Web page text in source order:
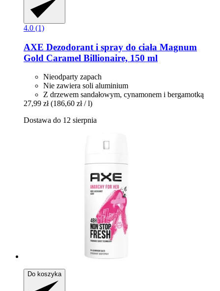
4.0 (1)
AXE Dezodorant i spray do ciała Magnum
Gold Caramel Billionaire, 150 ml
Nieodparty zapach
Nie zawiera soli aluminium
Z drzewem sandałowym, cynamonem i bergamotką
27,99 zł (186,60 zł / l)
Dostawa do 12 sierpnia
Do koszyka